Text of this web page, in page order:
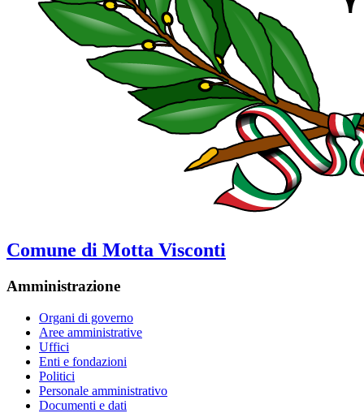
Comune di Motta Visconti
Amministrazione
Organi di governo
Aree amministrative
Uffici
Enti e fondazioni
Politici
Personale amministrativo
Documenti e dati